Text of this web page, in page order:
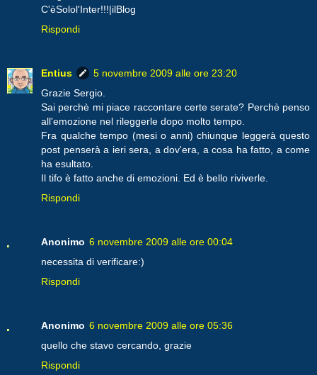
C'èSolol'Inter!!!|ilBlog
Rispondi
Entius
5 novembre 2009 alle ore 23:20
Grazie Sergio.
Sai perchè mi piace raccontare certe serate? Perchè penso
all'emozione nel rileggerle dopo molto tempo.
Fra qualche tempo (mesi o anni) chiunque leggerà questo
post penserà a ieri sera, a dov'era, a cosa ha fatto, a come
ha esultato.
Il tifo è fatto anche di emozioni. Ed è bello riviverle.
Rispondi
Anonimo 6 novembre 2009 alle ore 00:04
necessita di verificare:)
Rispondi
Anonimo 6 novembre 2009 alle ore 05:36
quello che stavo cercando, grazie
Rispondi